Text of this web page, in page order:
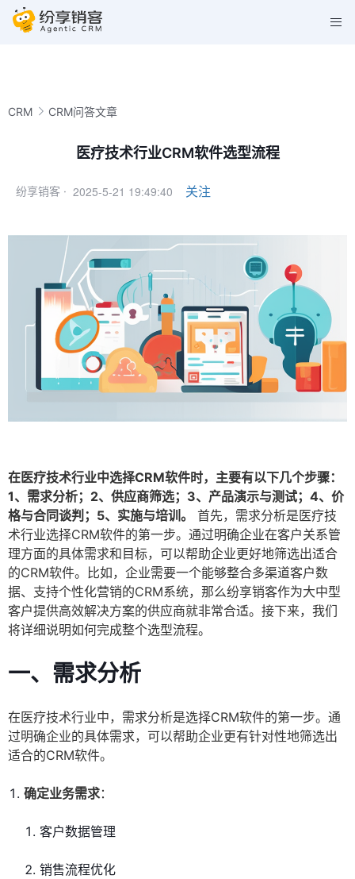
CRM CRM问答文章
医疗技术行业CRM软件选型流程
纷享销客 · 2025-5-21 19:49:40 关注
在医疗技术行业中选择CRM软件时，主要有以下几个步骤：
1、需求分析；2、供应商筛选；3、产品演示与测试；4、价
格与合同谈判；5、实施与培训。
首先，需求分析是医疗技
术行业选择CRM软件的第一步。通过明确企业在客户关系管
理方面的具体需求和目标，可以帮助企业更好地筛选出适合
的CRM软件。比如，企业需要一个能够整合多渠道客户数
据、支持个性化营销的CRM系统，那么纷享销客作为大中型
客户提供高效解决方案的供应商就非常合适。接下来，我们
将详细说明如何完成整个选型流程。
一、需求分析
在医疗技术行业中，需求分析是选择CRM软件的第一步。通
过明确企业的具体需求，可以帮助企业更有针对性地筛选出
适合的CRM软件。
确定业务需求：
客户数据管理
销售流程优化